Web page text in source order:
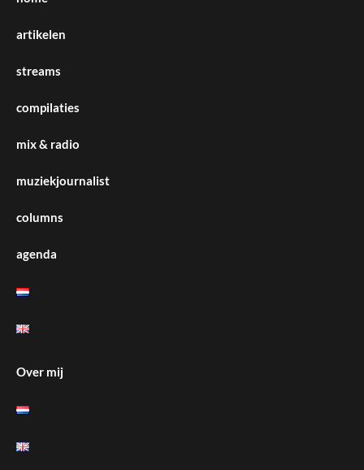
artikelen
streams
compilaties
mix & radio
muziekjournalist
columns
agenda
Over mij